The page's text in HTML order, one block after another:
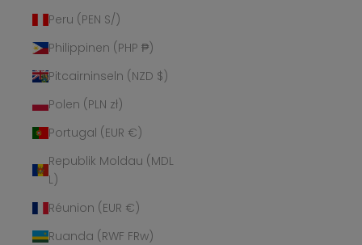
Peru (PEN S/)
Philippinen (PHP ₱)
Pitcairninseln (NZD $)
Polen (PLN zł)
Portugal (EUR €)
Republik Moldau (MDL
L)
Réunion (EUR €)
Ruanda (RWF FRw)